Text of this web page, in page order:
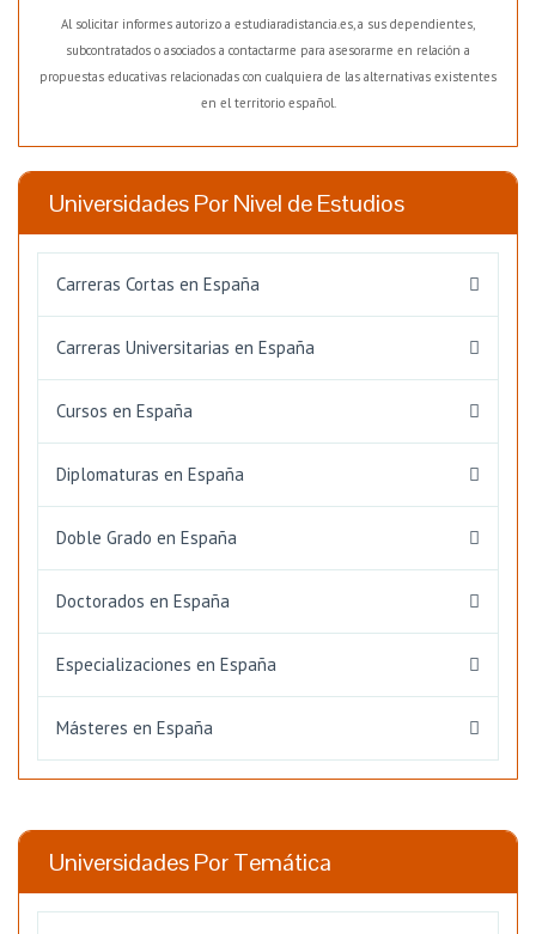
Al solicitar informes autorizo a estudiaradistancia.es, a sus dependientes,
subcontratados o asociados a contactarme para asesorarme en relación a
propuestas educativas relacionadas con cualquiera de las alternativas existentes
en el territorio español.
Universidades Por Nivel de Estudios
Carreras Cortas en España
Carreras Universitarias en España
Cursos en España
Diplomaturas en España
Doble Grado en España
Doctorados en España
Especializaciones en España
Másteres en España
Universidades Por Temática